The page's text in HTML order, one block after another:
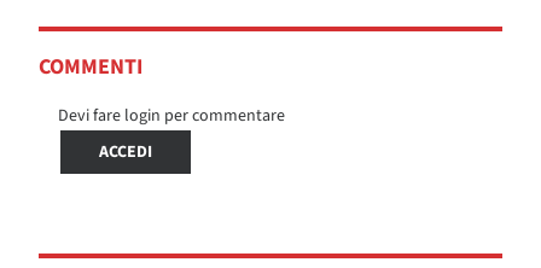
COMMENTI
Devi fare login per commentare
ACCEDI